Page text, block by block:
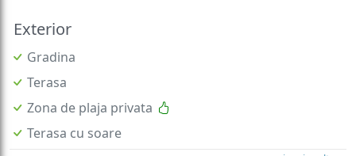
Exterior
Gradina
Terasa
Zona de plaja privata
Terasa cu soare